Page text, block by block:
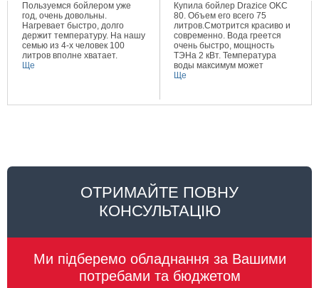
Пользуемся бойлером уже
год, очень довольны.
Нагревает быстро, долго
держит температуру. На нашу
семью из 4-х человек 100
литров вполне хватает.
Ще
Купила бойлер Drazice OKC
80. Объем его всего 75
литров.Смотрится красиво и
современно. Вода греется
очень быстро, мощность
ТЭНа 2 кВт. Температура
воды максимум может
составлять 80 градусов.
Ще
ОТРИМАЙТЕ ПОВНУ
КОНСУЛЬТАЦІЮ
Ми підберемо обладнання за Вашими
потребами та бюджетом